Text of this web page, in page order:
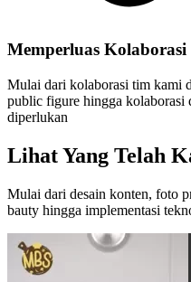
Memperluas Kolaborasi
Mulai dari kolaborasi tim kami
public figure hingga kolaborasi
diperlukan
Lihat Yang Telah
Mulai dari desain konten, foto
bauty hingga implementasi